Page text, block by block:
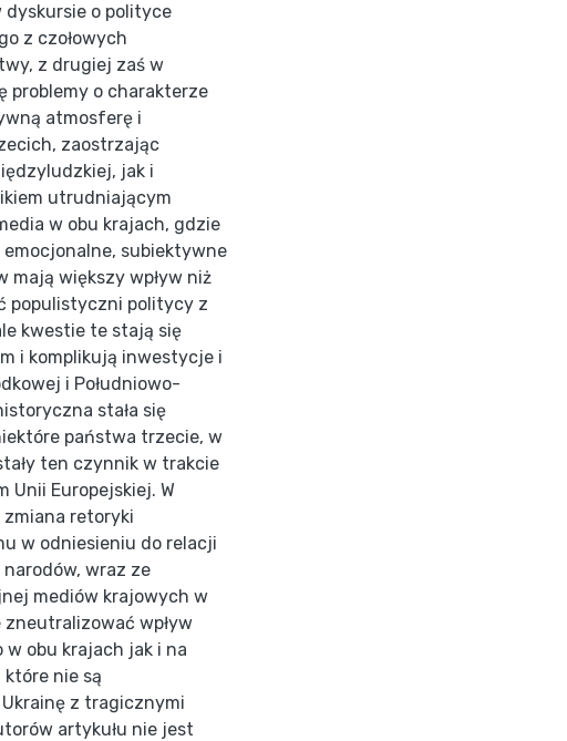
o polityce
z czołowych
z drugiej zaś w
problemy o charakterze
atmosferę i
zaostrzając
jak i
utrudniającym
w obu krajach, gdzie
subiektywne
mają większy wpływ niż
populistyczni politycy z
kwestie te stają się
i komplikują inwestycje i
i Południowo-
stała się
państwa trzecie, w
ten czynnik w trakcie
Unii Europejskiej. W
zmiana retoryki
w odniesieniu do relacji
wraz ze
mediów krajowych w
wpływ
obu krajach jak i na
nie są
z tragicznymi
artykułu nie jest